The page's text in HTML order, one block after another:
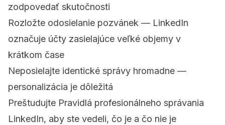
zodpovedať skutočnosti
Rozložte odosielanie pozvánek — LinkedIn
označuje účty zasielajúce veľké objemy v
krátkom čase
Neposielajte identické správy hromadne —
personalizácia je dôležitá
Preštudujte Pravidlá profesionálneho správania
LinkedIn, aby ste vedeli, čo je a čo nie je